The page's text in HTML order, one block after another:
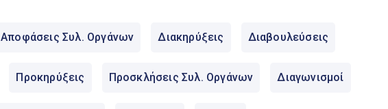
Αποφάσεις Συλ. Οργάνων Διακηρύξεις Διαβουλεύσεις
Προκηρύξεις Προσκλήσεις Συλ. Οργάνων Διαγωνισμοί